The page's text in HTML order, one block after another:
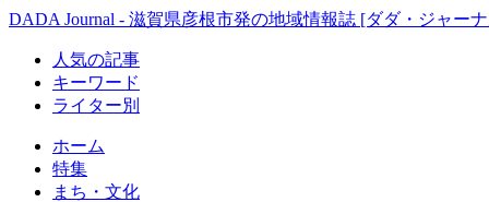
DADA Journal - 滋賀県彦根市発の地域情報誌 [ダダ・ジャー
人気の記事
キーワード
ライター別
ホーム
特集
まち・文化